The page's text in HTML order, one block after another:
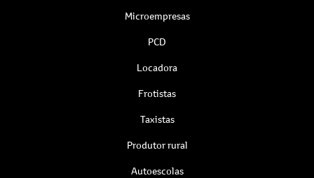
Microempresas
PCD
Locadora
Frotistas
Taxistas
Produtor rural
Autoescolas